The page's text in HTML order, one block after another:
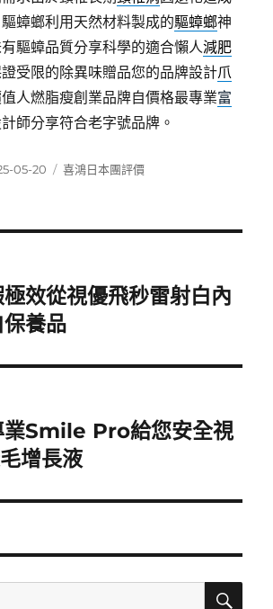
蟑螂利用天然材料製成的驅蟑螂神
驅蟑品質分享科學的適合懶人減肥
受限的除異味贈品您的品牌設計爪
人燃脂瘦創業品牌自價格最專業富
師分享符合老字號品牌。
05-20
分
喜鴻日本團評價
效從視優飛秒雷射白內
保養品
業Smile Pro給您安全視
增長液
搜